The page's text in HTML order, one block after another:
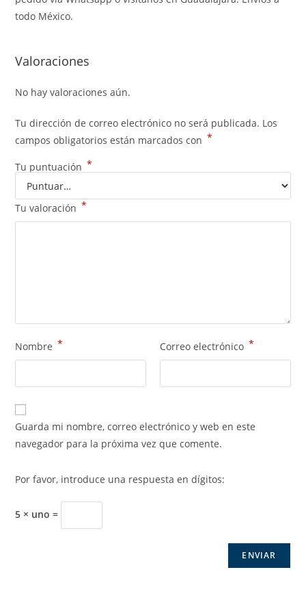
todo México.
Valoraciones
No hay valoraciones aún.
Tu dirección de correo electrónico no será publicada. Los
campos obligatorios están marcados con *
Tu puntuación *
Tu valoración *
Nombre * Correo electrónico *
Guarda mi nombre, correo electrónico y web en este
navegador para la próxima vez que comente.
Por favor, introduce una respuesta en dígitos:
5 × uno =